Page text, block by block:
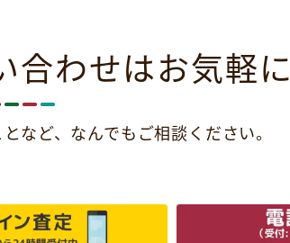
合わせはお気軽に
など、 なんでもご相談ください。